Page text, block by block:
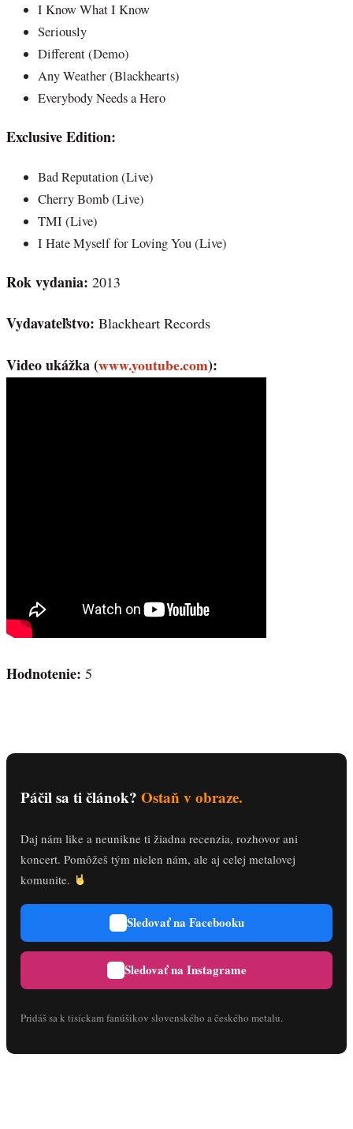
I Know What I Know
Seriously
Different (Demo)
Any Weather (Blackhearts)
Everybody Needs a Hero
Exclusive Edition:
Bad Reputation (Live)
Cherry Bomb (Live)
TMI (Live)
I Hate Myself for Loving You (Live)
Rok vydania: 2013
Vydavateľstvo: Blackheart Records
Video ukážka (www.youtube.com):
Hodnotenie: 5
Páčil sa ti článok? Ostaň v obraze.
Daj nám like a neunikne ti žiadna recenzia, rozhovor ani
koncert. Pomôžeš tým nielen nám, ale aj celej metalovej
komunite.
Sledovať na Facebooku
Sledovať na Instagrame
Pridáš sa k tisíckam fanúšikov slovenského a českého metalu.